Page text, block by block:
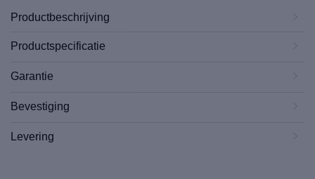
Productbeschrijving
Productspecificatie
Garantie
Bevestiging
Levering